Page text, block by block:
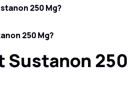
250 Mg?
250 Mg?
Sustanon 250